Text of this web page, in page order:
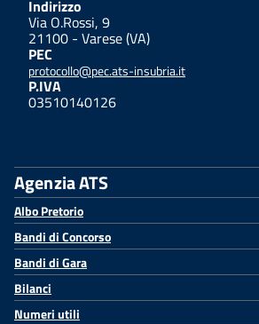
Indirizzo
Via O.Rossi, 9
21100 - Varese (VA)
PEC
protocollo@pec.ats-insubria.it
P.IVA
03510140126
Agenzia ATS
Albo Pretorio
Bandi di Concorso
Bandi di Gara
Bilanci
Numeri utili